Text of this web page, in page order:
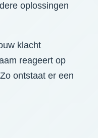
oplossingen
klacht
reageert op
ontstaat er een